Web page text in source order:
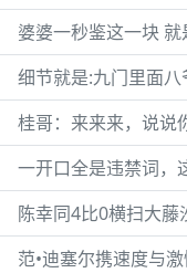
婆婆一秒鉴这一块
细节就是:九门里面
桂哥：来来来，说说
一开口全是违禁词，
陈幸同4比0横扫大
范•迪塞尔携速度与